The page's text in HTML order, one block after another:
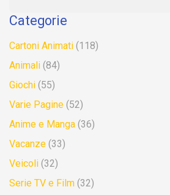
Categorie
Cartoni Animati (118)
Animali (84)
Giochi (55)
Varie Pagine (52)
Anime e Manga (36)
Vacanze (33)
Veicoli (32)
Serie TV e Film (32)